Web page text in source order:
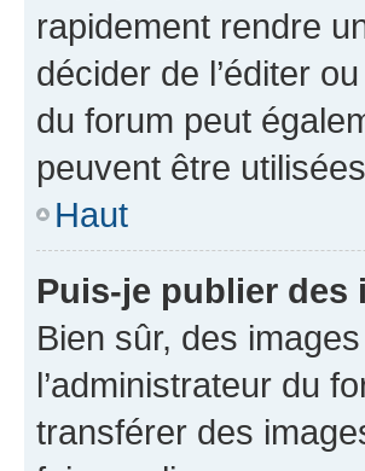
rapidement rendre
décider de l’éditer
du forum peut
peuvent être
Haut
Puis-je publier des
Bien sûr, des
l’administrateur du
transférer des